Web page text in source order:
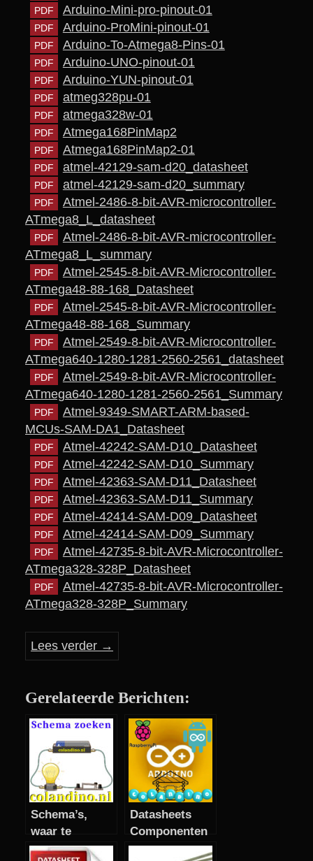
Arduino-Mini-pro-pinout-01
Arduino-ProMini-pinout-01
Arduino-To-Atmega8-Pins-01
Arduino-UNO-pinout-01
Arduino-YUN-pinout-01
atmeg328pu-01
atmega328w-01
Atmega168PinMap2
Atmega168PinMap2-01
atmel-42129-sam-d20_datasheet
atmel-42129-sam-d20_summary
Atmel-2486-8-bit-AVR-microcontroller-
ATmega8_L_datasheet
Atmel-2486-8-bit-AVR-microcontroller-
ATmega8_L_summary
Atmel-2545-8-bit-AVR-Microcontroller-
ATmega48-88-168_Datasheet
Atmel-2545-8-bit-AVR-Microcontroller-
ATmega48-88-168_Summary
Atmel-2549-8-bit-AVR-Microcontroller-
ATmega640-1280-1281-2560-2561_datasheet
Atmel-2549-8-bit-AVR-Microcontroller-
ATmega640-1280-1281-2560-2561_Summary
Atmel-9349-SMART-ARM-based-
MCUs-SAM-DA1_Datasheet
Atmel-42242-SAM-D10_Datasheet
Atmel-42242-SAM-D10_Summary
Atmel-42363-SAM-D11_Datasheet
Atmel-42363-SAM-D11_Summary
Atmel-42414-SAM-D09_Datasheet
Atmel-42414-SAM-D09_Summary
Atmel-42735-8-bit-AVR-Microcontroller-
ATmega328-328P_Datasheet
Atmel-42735-8-bit-AVR-Microcontroller-
ATmega328-328P_Summary
Lees verder →
Gerelateerde Berichten:
Schema’s,
waar te
vinden?
Datasheets
Componenten